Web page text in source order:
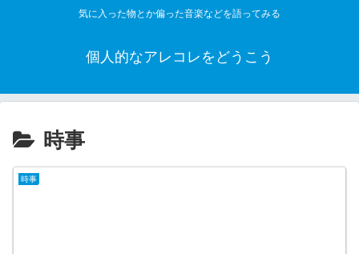
気に入った物とか偏った音楽などを語ってみる
個人的なアレコレをどうこう
時事
時事